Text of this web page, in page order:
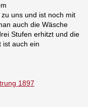
uns und ist noch mit
auch die Wäsche
Stufen erhitzt und die
ist auch ein